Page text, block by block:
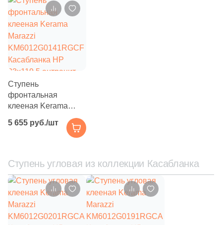
33x119.5 серая
темная матовая под
камень
Ступень
фронтальная
клееная Kerama
KM6012G0141RGCF
матовая под камень
5 655 руб./шт
Ступень угловая из коллекции Касабланка